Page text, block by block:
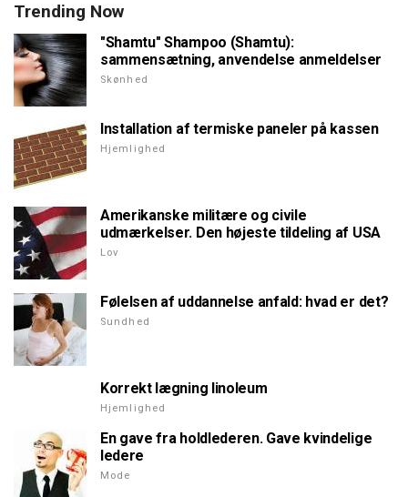
Trending Now
"Shamtu" Shampoo (Shamtu):
sammensætning, anvendelse anmeldelser
Skønhed
Installation af termiske paneler på kassen
Hjemlighed
Amerikanske militære og civile
udmærkelser. Den højeste tildeling af USA
Lov
Følelsen af uddannelse anfald: hvad er det?
Sundhed
Korrekt lægning linoleum
Hjemlighed
En gave fra holdlederen. Gave kvindelige
ledere
Mode